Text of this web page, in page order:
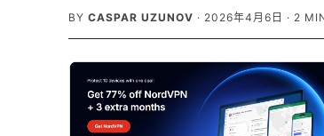
BY CASPAR UZUNOV · 2026年4月6日 · 2